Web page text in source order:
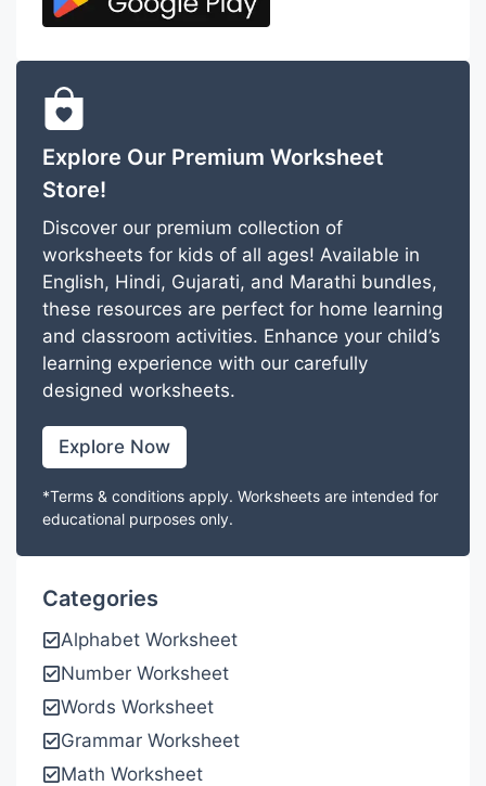
Explore Our Premium Worksheet
Store!
Discover our premium collection of
worksheets for kids of all ages! Available in
English, Hindi, Gujarati, and Marathi bundles,
these resources are perfect for home learning
and classroom activities. Enhance your child’s
learning experience with our carefully
designed worksheets.
Explore Now
*Terms & conditions apply. Worksheets are intended for
educational purposes only.
Categories
Alphabet Worksheet
Number Worksheet
Words Worksheet
Grammar Worksheet
Math Worksheet